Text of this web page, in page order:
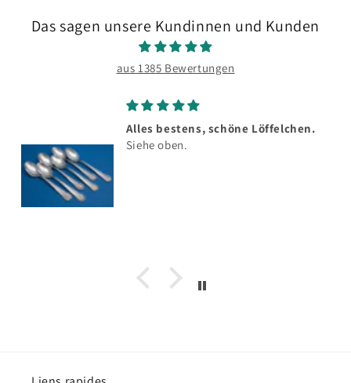
Das sagen unsere Kundinnen und Kunden
aus 1385 Bewertungen
Alles bestens, schöne Löffelchen.
Siehe oben.